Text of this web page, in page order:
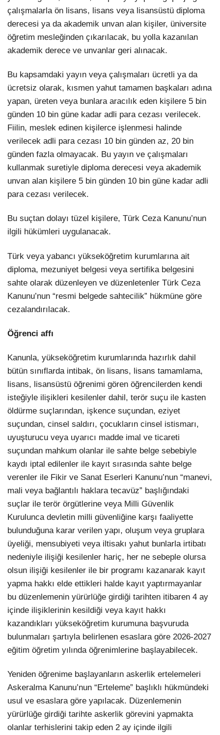
çalışmalarla ön lisans, lisans veya lisansüstü diploma
derecesi ya da akademik unvan alan kişiler, üniversite
öğretim mesleğinden çıkarılacak, bu yolla kazanılan
akademik derece ve unvanlar geri alınacak.
Bu kapsamdaki yayın veya çalışmaları ücretli ya da
ücretsiz olarak, kısmen yahut tamamen başkaları adına
yapan, üreten veya bunlara aracılık eden kişilere 5 bin
günden 10 bin güne kadar adli para cezası verilecek.
Fiilin, meslek edinen kişilerce işlenmesi halinde
verilecek adli para cezası 10 bin günden az, 20 bin
günden fazla olmayacak. Bu yayın ve çalışmaları
kullanmak suretiyle diploma derecesi veya akademik
unvan alan kişilere 5 bin günden 10 bin güne kadar adli
para cezası verilecek.
Bu suçtan dolayı tüzel kişilere, Türk Ceza Kanunu’nun
ilgili hükümleri uygulanacak.
Türk veya yabancı yükseköğretim kurumlarına ait
diploma, mezuniyet belgesi veya sertifika belgesini
sahte olarak düzenleyen ve düzenletenler Türk Ceza
Kanunu’nun “resmi belgede sahtecilik” hükmüne göre
cezalandırılacak.
Öğrenci affı
Kanunla, yükseköğretim kurumlarında hazırlık dahil
bütün sınıflarda intibak, ön lisans, lisans tamamlama,
lisans, lisansüstü öğrenimi gören öğrencilerden kendi
isteğiyle ilişikleri kesilenler dahil, terör suçu ile kasten
öldürme suçlarından, işkence suçundan, eziyet
suçundan, cinsel saldırı, çocukların cinsel istismarı,
uyuşturucu veya uyarıcı madde imal ve ticareti
suçundan mahkum olanlar ile sahte belge sebebiyle
kaydı iptal edilenler ile kayıt sırasında sahte belge
verenler ile Fikir ve Sanat Eserleri Kanunu’nun “manevi,
mali veya bağlantılı haklara tecavüz” başlığındaki
suçlar ile terör örgütlerine veya Milli Güvenlik
Kurulunca devletin milli güvenliğine karşı faaliyette
bulunduğuna karar verilen yapı, oluşum veya gruplara
üyeliği, mensubiyeti veya iltisakı yahut bunlarla irtibatı
nedeniyle ilişiği kesilenler hariç, her ne sebeple olursa
olsun ilişiği kesilenler ile bir programı kazanarak kayıt
yapma hakkı elde ettikleri halde kayıt yaptırmayanlar
bu düzenlemenin yürürlüğe girdiği tarihten itibaren 4 ay
içinde ilişiklerinin kesildiği veya kayıt hakkı
kazandıkları yükseköğretim kurumuna başvuruda
bulunmaları şartıyla belirlenen esaslara göre 2026-2027
eğitim öğretim yılında öğrenimlerine başlayabilecek.
Yeniden öğrenime başlayanların askerlik ertelemeleri
Askeralma Kanunu’nun “Erteleme” başlıklı hükmündeki
usul ve esaslara göre yapılacak. Düzenlemenin
yürürlüğe girdiği tarihte askerlik görevini yapmakta
olanlar terhislerini takip eden 2 ay içinde ilgili